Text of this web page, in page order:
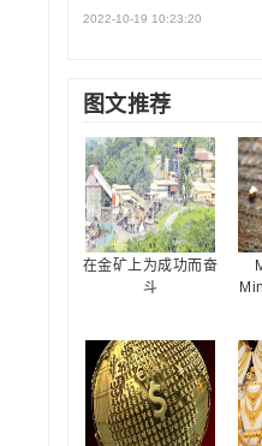
2022-10-19 10:23:20
图文推荐
在金矿上为成功而奋
斗